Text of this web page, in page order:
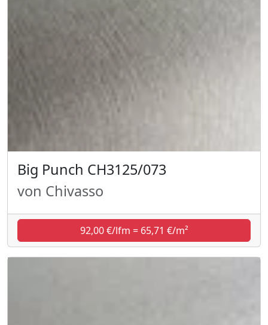
Big Punch CH3125/073
von Chivasso
92,00 €/lfm = 65,71 €/m²